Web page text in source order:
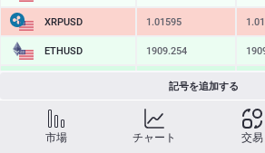
XRPUSD 1.01585
ETHUSD 1909.254
214.859
SOLUSD 73.38
TSLA 326.50
記号を追加する
市場 チャート 交易